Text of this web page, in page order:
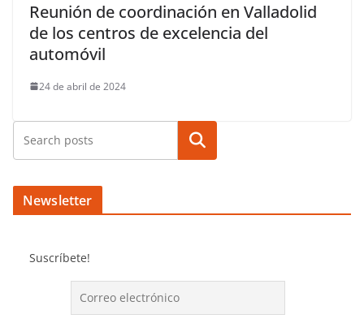
Reunión de coordinación en Valladolid
de los centros de excelencia del
automóvil
24 de abril de 2024
Buscar
Newsletter
Suscríbete!